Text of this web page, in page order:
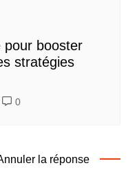
pour booster
stratégies
0
la réponse